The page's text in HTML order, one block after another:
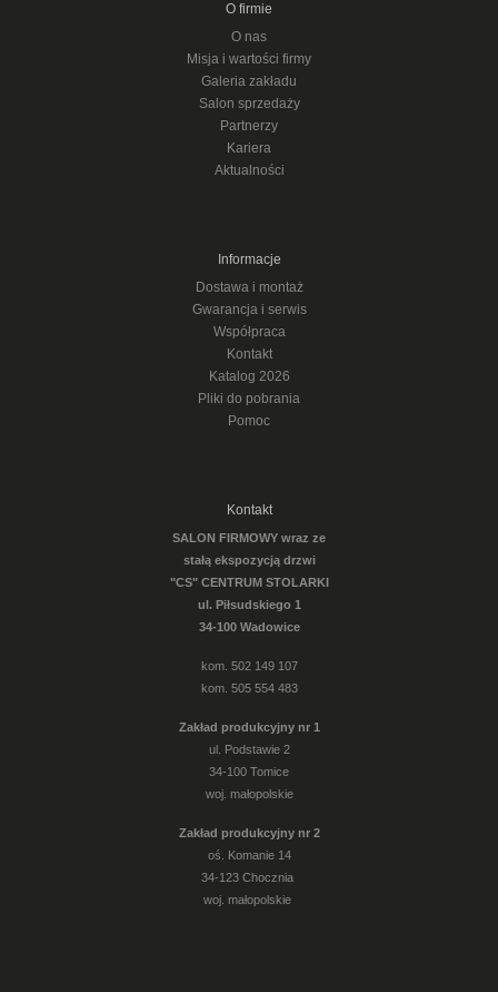
O firmie
O nas
Misja i wartości firmy
Galeria zakładu
Salon sprzedaży
Partnerzy
Kariera
Aktualności
Informacje
Dostawa i montaż
Gwarancja i serwis
Współpraca
Kontakt
Katalog 2026
Pliki do pobrania
Pomoc
Kontakt
SALON FIRMOWY wraz ze
stałą ekspozycją drzwi
"CS" CENTRUM STOLARKI
ul. Piłsudskiego 1
34-100 Wadowice
kom. 502 149 107
kom. 505 554 483
Zakład produkcyjny nr 1
ul. Podstawie 2
34-100 Tomice
woj. małopolskie
Zakład produkcyjny nr 2
oś. Komanie 14
34-123 Chocznia
woj. małopolskie